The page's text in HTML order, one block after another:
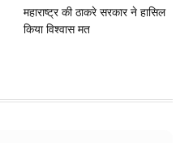
महाराष्ट्र की ठाकरे सरकार ने हासिल
किया विश्वास मत